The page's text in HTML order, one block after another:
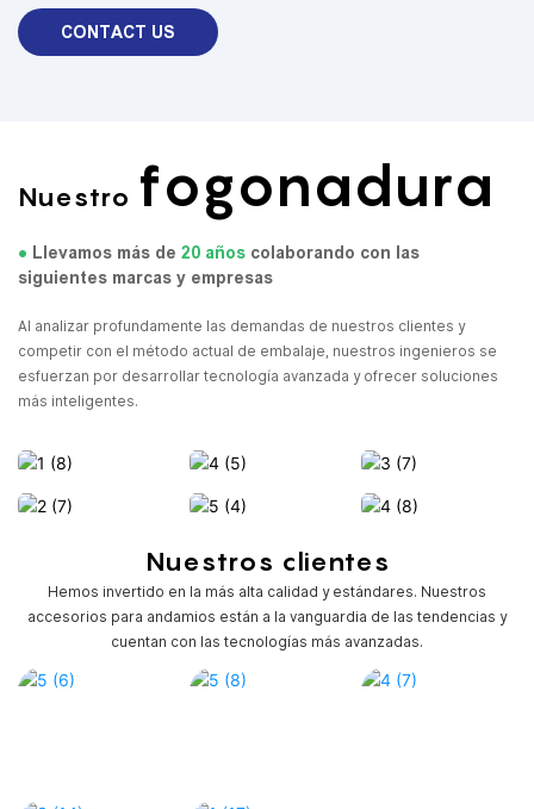
CONTACT US
Nuestro fogonadura
● Llevamos más de 20 años colaborando con las
siguientes marcas y empresas
Al analizar profundamente las demandas de nuestros clientes y
competir con el método actual de embalaje, nuestros ingenieros se
esfuerzan por desarrollar tecnología avanzada y ofrecer soluciones
más inteligentes.
Nuestros clientes
Hemos invertido en la más alta calidad y estándares. Nuestros
accesorios para andamios están a la vanguardia de las tendencias y
cuentan con las tecnologías más avanzadas.